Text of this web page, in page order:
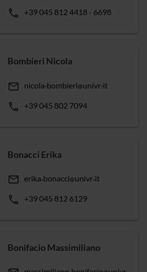
phone +39 045 812 4418 - 6698
Bombieri Nicola
email nicola bombieri univr it
phone +39 045 802 7094
Bonacci Erika
email erika bonacci univr it
phone +39 045 812 6129
Bonifacio Massimiliano